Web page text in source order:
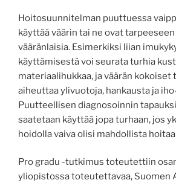
Hoitosuunnitelman puuttuessa
käyttää väärin tai ne ovat
vääränlaisia. Esimerkiksi liian
käyttämisestä voi seurata turhia
materiaalihukkaa, ja väärän
aiheuttaa ylivuotoja, hankausta ja
Puutteellisen diagnosoinnin
saatetaan käyttää jopa turhaan, jos
hoidolla vaiva olisi mahdollista
Pro gradu -tutkimus toteutettiin
yliopistossa toteutettavaa, Suomen